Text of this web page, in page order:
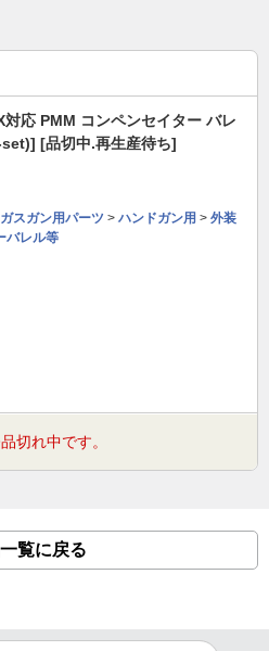
応 PMM コンペンセイター バレ
[品切中.再生産待ち]
ガスガン用パーツ > ハンドガン用 > 外装
バレル等
切れ中です。
覧に戻る